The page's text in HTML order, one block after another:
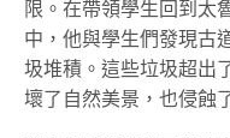
限。在帶領學生回到太
中，他與學生們發現古
圾堆積。這些垃圾超出
壞了自然美景，也侵蝕